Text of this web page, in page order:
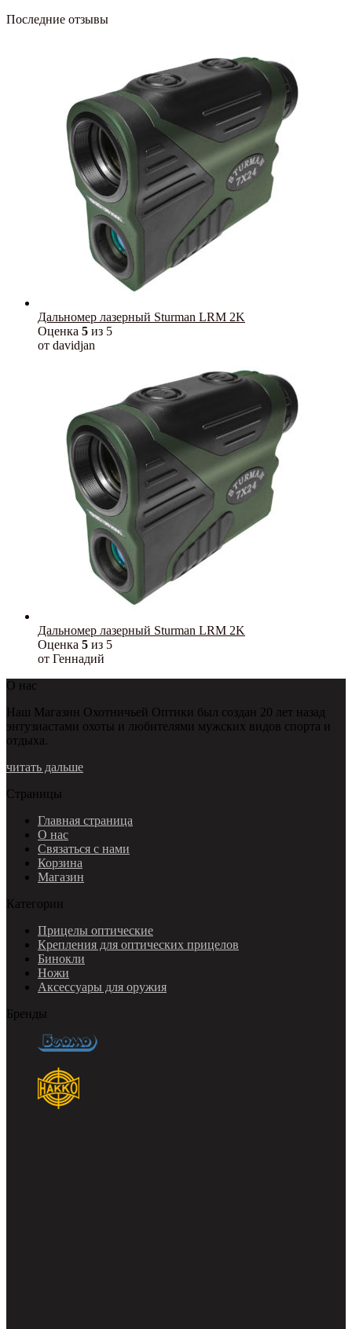
Последние отзывы
Дальномер лазерный Sturman LRM 2K
Оценка 5 из 5
от davidjan
Дальномер лазерный Sturman LRM 2K
Оценка 5 из 5
от Геннадий
О нас
Наш Магазин Охотничьей Оптики был создан 20 лет назад
энтузиастами охоты и любителями мужских видов спорта и
отдыха.
читать дальше
Страницы
Главная страница
О нас
Связаться с нами
Корзина
Магазин
Категории
Прицелы оптические
Крепления для оптических прицелов
Бинокли
Ножи
Аксессуары для оружия
Бренды